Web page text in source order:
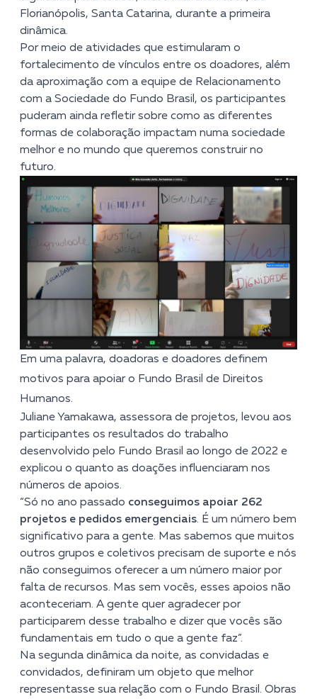
Florianópolis, Santa Catarina, durante a primeira
dinâmica.
Por meio de atividades que estimularam o
fortalecimento de vínculos entre os doadores, além
da aproximação com a equipe de Relacionamento
com a Sociedade do Fundo Brasil, os participantes
puderam ainda refletir sobre como as diferentes
formas de colaboração impactam numa sociedade
melhor e no mundo que queremos construir no
futuro.
Em uma palavra, doadoras e doadores definem
motivos para apoiar o Fundo Brasil de Direitos
Humanos.
Juliane Yamakawa, assessora de projetos, levou aos
participantes os resultados do trabalho
desenvolvido pelo Fundo Brasil ao longo de 2022 e
explicou o quanto as doações influenciaram nos
números de apoios.
“Só no ano passado conseguimos apoiar 262
projetos e pedidos emergenciais. É um número bem
significativo para a gente. Mas sabemos que muitos
outros grupos e coletivos precisam de suporte e nós
não conseguimos oferecer a um número maior por
falta de recursos. Mas sem vocês, esses apoios não
aconteceriam. A gente quer agradecer por
participarem desse trabalho e dizer que vocês são
fundamentais em tudo o que a gente faz”.
Na segunda dinâmica da noite, as convidadas e
convidados, definiram um objeto que melhor
representasse sua relação com o Fundo Brasil. Obras